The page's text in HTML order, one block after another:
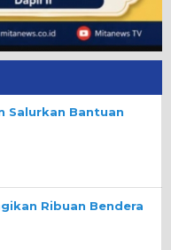
Salurkan Bantuan
Ribuan Bendera